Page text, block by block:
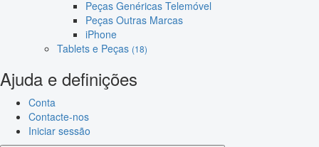
Peças Genéricas Telemóvel
Peças Outras Marcas
iPhone
Tablets e Peças (18)
Ajuda e definições
Conta
Contacte-nos
Iniciar sessão